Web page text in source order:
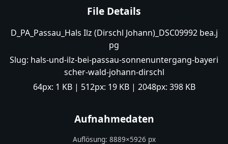
File Details
D_PA_Passau_Hals Ilz (Dirschl Johann)_DSC09992 bea.j
pg
Slug: hals-und-ilz-bei-passau-sonnenuntergang-bayeri
scher-wald-johann-dirschl
64px: 1 KB| 512px: 19 KB| 2048px: 398 KB
Aufnahmedaten
Auflösung: 8889×5926 px